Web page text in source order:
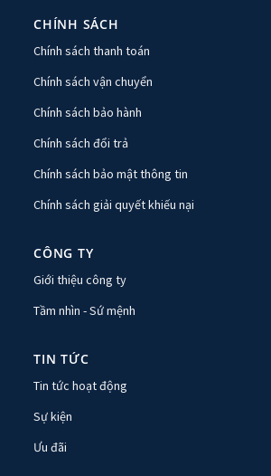
CHÍNH SÁCH
Chính sách thanh toán
Chính sách vận chuyển
Chính sách bảo hành
Chính sách đổi trả
Chính sách bảo mật thông tin
Chính sách giải quyết khiếu nại
CÔNG TY
Giới thiệu công ty
Tầm nhìn - Sứ mệnh
TIN TỨC
Tin tức hoạt động
Sự kiện
Ưu đãi